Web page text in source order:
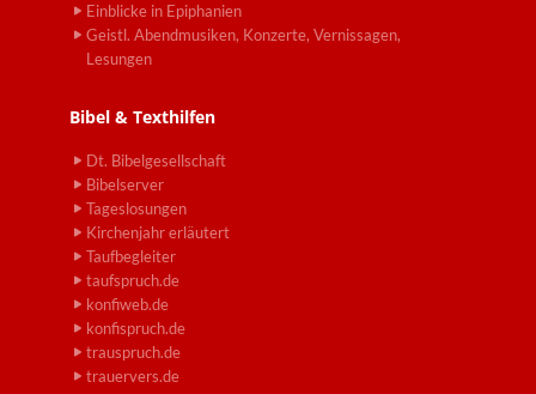
Einblicke in Epiphanien
Geistl. Abendmusiken, Konzerte, Vernissagen,
Lesungen
Bibel & Texthilfen
Dt. Bibelgesellschaft
Bibelserver
Tageslosungen
Kirchenjahr erläutert
Taufbegleiter
taufspruch.de
konfiweb.de
konfispruch.de
trauspruch.de
trauervers.de